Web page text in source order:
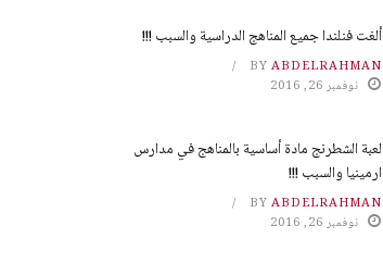
ألغت فنلندا جميع المناهج الدراسية والسبب !!!
BY ABDELRAHMAN
نوفمبر 26, 2016
لعبة الشطرنج مادة أساسية بالمناهج في مدارس
ارمينيا والسبب !!!
BY ABDELRAHMAN
نوفمبر 26, 2016